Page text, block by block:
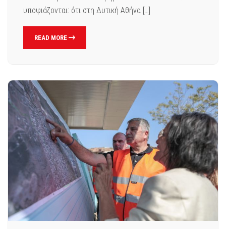
υποψιάζονται: ότι στη Δυτική Αθήνα […]
READ MORE